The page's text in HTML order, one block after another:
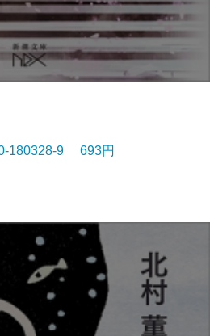
180328-9 693円